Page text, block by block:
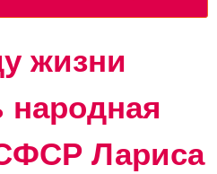
жизни
народная
Лариса